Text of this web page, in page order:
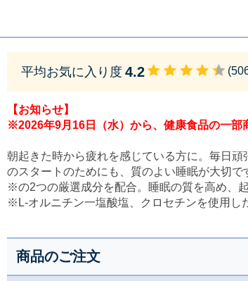
平均お気に入り度 4.2 (
【お知らせ】
※2026年9月16日（水）から、健康食品の一部
朝起きた時から疲れを感じている方に。毎日
のスタートのためにも、質のよい睡眠が大切
※の2つの厳選成分を配合。睡眠の質を高め、
※L-オルニチン一塩酸塩、クロセチンを使用し
商品のご注文